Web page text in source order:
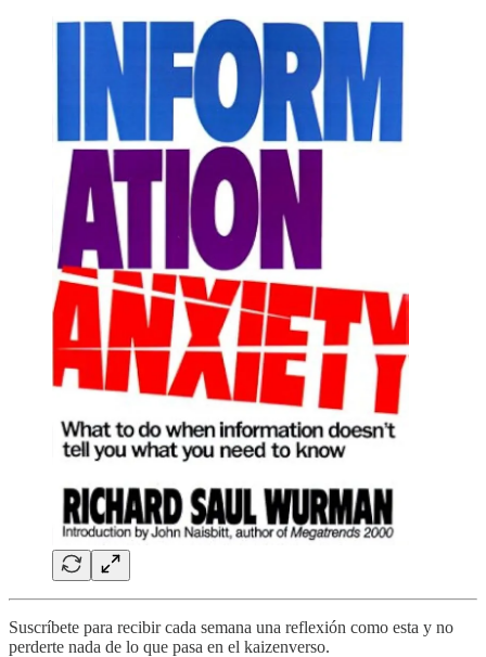
Suscríbete para recibir cada semana una reflexión como esta y no
perderte nada de lo que pasa en el kaizenverso.